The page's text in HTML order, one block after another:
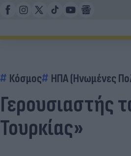
Κόσμος ΗΠΑ (Ηνωμένες
Γερουσιαστής
Τουρκίας»